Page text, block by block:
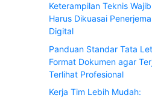
Keterampilan Teknis
Harus Dikuasai
Digital
Panduan Standar Tata
Format Dokumen agar
Terlihat Profesional
Kerja Tim Lebih Mudah: